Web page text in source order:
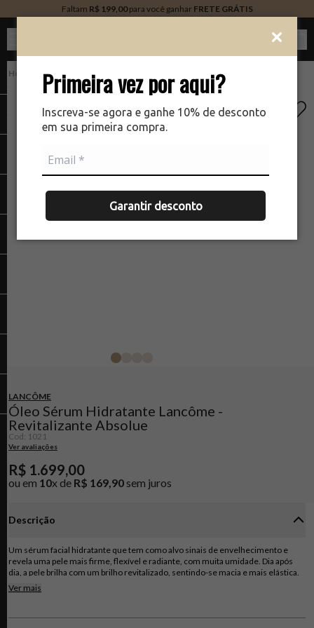
Primeira vez por aqui?
Inscreva-se agora e ganhe 10% de desconto
em sua primeira compra.
Garantir desconto
Faltam R$ 199,00para você ganhar FRETE GRÁTIS
Tratamento
LANCÔME
Óleo Sérum Hidratante Lancôme -
Revitalizante Absolue
Cod: 1021
Ver avaliações
R$ 1.699,00
ou em 10x de R$ 169,90 sem juros
Descrição
Um sérum facial hidratante que tem como alvo sinais de envelhecimento e
revela uma pele mais firme, flexível e radiante, com muita umidade. Dia após
dia, a pele brilha com um brilho revitalizado, sentindo-se macia e mais elástica.
Feito com uma mistura exclusiva de extratos de Grand Rose, este soro
revitalizante da pele tem como alvo sinais de envelhecimento, uma vez que
barreira de umidade protegida e renovação celular de superfície melhorada, a
Ver mais